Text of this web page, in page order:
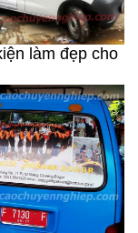
làm đẹp cho